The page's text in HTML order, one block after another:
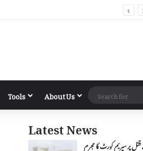
Tools About Us
Latest News
پر سپریم کورٹ کا مجرم